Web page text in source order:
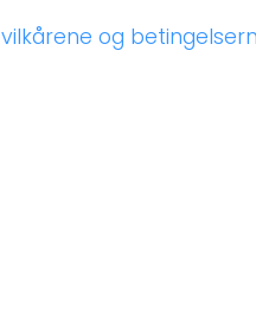
vilkårene og